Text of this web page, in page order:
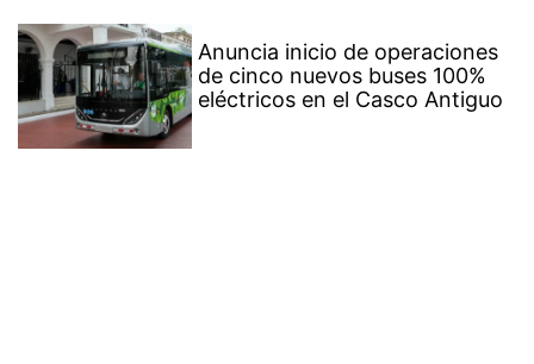
Anuncia inicio de operaciones
de cinco nuevos buses 100%
eléctricos en el Casco Antiguo